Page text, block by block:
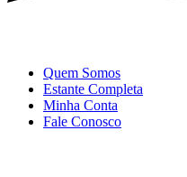
Quem Somos
Estante Completa
Minha Conta
Fale Conosco